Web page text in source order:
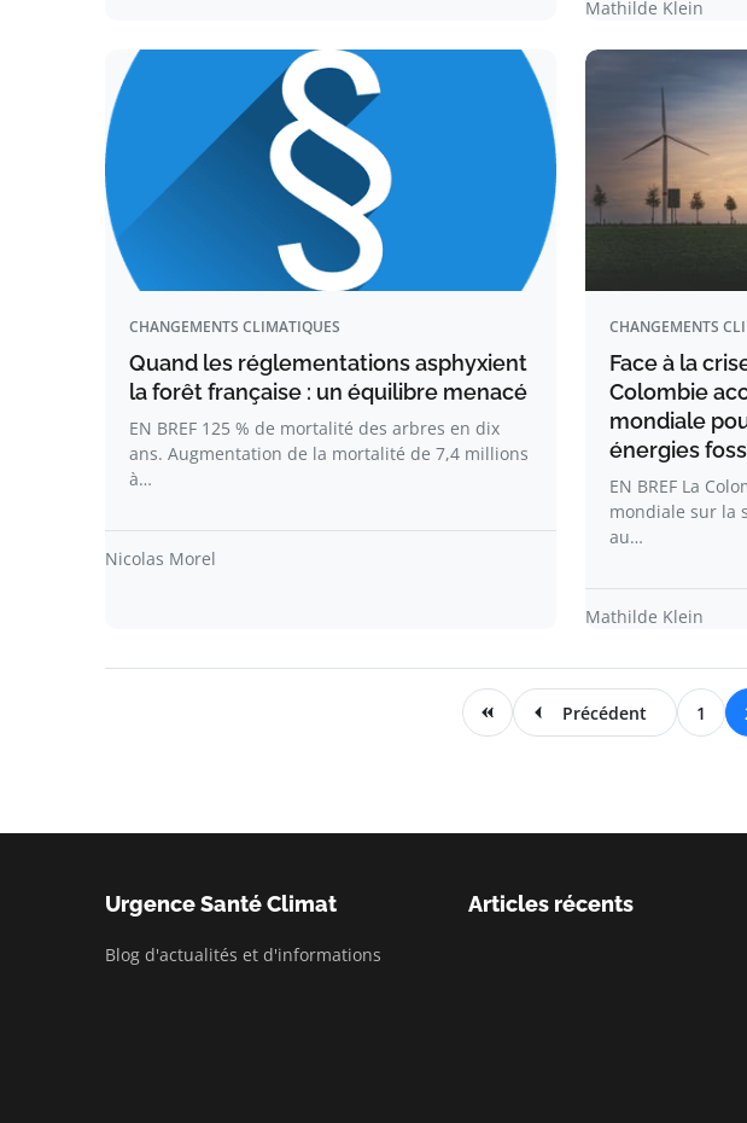
Mathilde Klein
CHANGEMENTS CLIMATIQUES
Quand les réglementations asphyxient
la forêt française : un équilibre menacé
EN BREF 125 % de mortalité des arbres en dix
ans. Augmentation de la mortalité de 7,4 millions
à…
Nicolas Morel
CHANGEMENTS
Face à la
Colombie
mondiale
énergies
EN BREF La
mondiale sur la
au…
Mathilde Klein
Précédent 1
Urgence Santé Climat
Blog d'actualités et d'informations
Articles récents